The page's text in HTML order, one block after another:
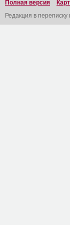
Полная версия
Редакция в